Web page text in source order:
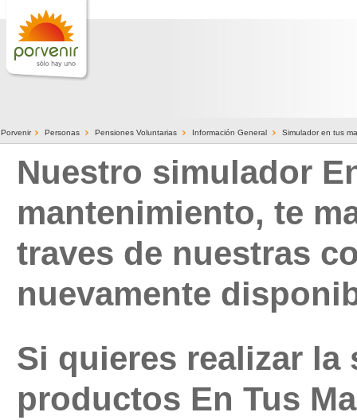
Porvenir >Personas >Pensiones Voluntarias > Información General >Simulador en tus
Nuestro simulador
mantenimiento, te
traves de nuestras
nuevamente
Si quieres realizar
productos En Tus